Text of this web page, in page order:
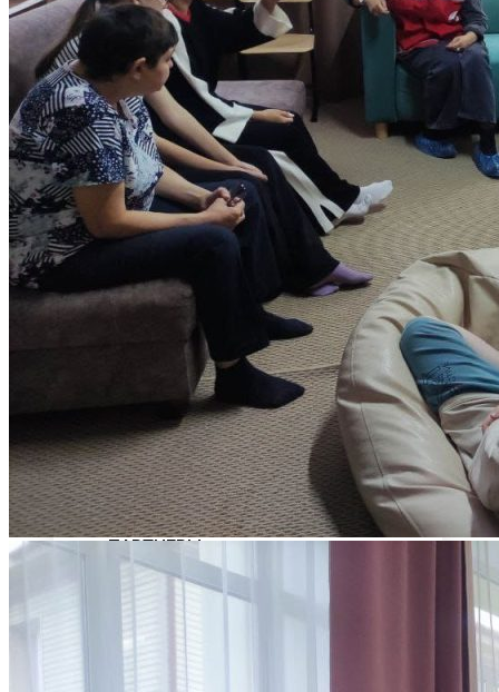
КОЛЛЕДЖ
История колледжа
УЧЁНЫЙ СОВЕТ
УЧЕБНО-МЕТОДИЧЕСКОЕ
УПРАВЛЕНИЕ
Учебная часть
ОТДЕЛ МЕЖДУНАРОДНЫХ И
ВНЕШНЕЭКОНОМИЧЕСКИХ СВЯЗЕЙ
Международная деятельность
ВУЗы партнеры
Международный рейтинг
Информация для иностранных
студентов
ПАРТНЕРЫ
НАУКА И ОБРАЗОВАНИЕ ПРОТИВ
ПРОТИВОДЕЙСТВИЕ КОРРУПЦИИ И